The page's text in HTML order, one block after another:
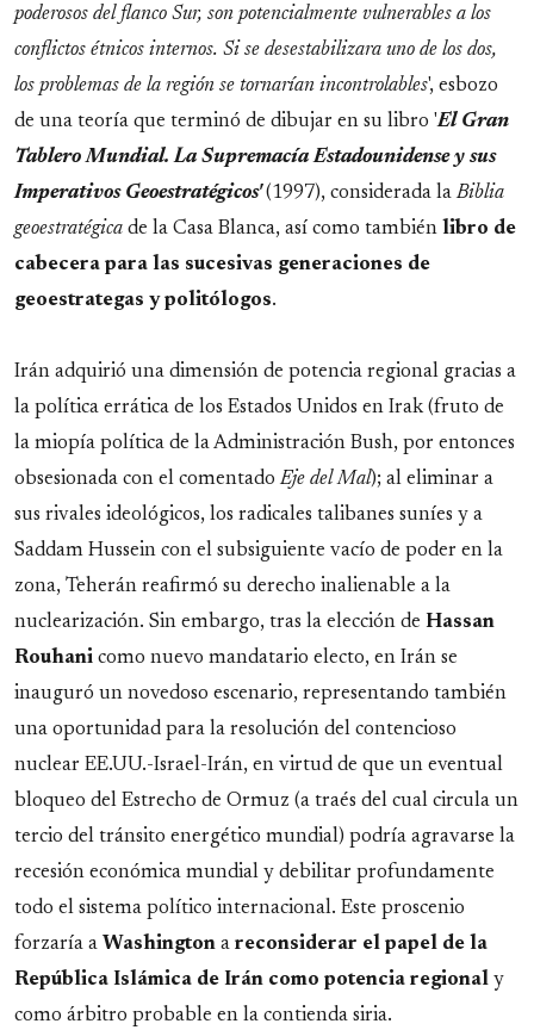
poderosos del flanco Sur, son potencialmente vulnerables a los
conflictos étnicos internos. Si se desestabilizara uno de los dos,
los problemas de la región se tornarían incontrolables', esbozo
de una teoría que terminó de dibujar en su libro 'El Gran
Tablero Mundial. La Supremacía Estadounidense y sus
Imperativos Geoestratégicos'(1997), considerada laBiblia
geoestratégica de la Casa Blanca, así como también libro de
cabecera para las sucesivas generaciones de
geoestrategas y politólogos.
Irán adquirió una dimensión de potencia regional gracias a
la política errática de los Estados Unidos en Irak (fruto de
la miopía política de la Administración Bush, por entonces
obsesionada con el comentado Eje del Mal); al eliminar a
sus rivales ideológicos, los radicales talibanes suníes y a
Saddam Hussein con el subsiguiente vacío de poder en la
zona, Teherán reafirmó su derecho inalienable a la
nuclearización. Sin embargo, tras la elección de Hassan
Rouhani como nuevo mandatario electo, en Irán se
inauguró un novedoso escenario, representando también
una oportunidad para la resolución del contencioso
nuclear EE.UU.-Israel-Irán, en virtud de que un eventual
bloqueo del Estrecho de Ormuz (a traés del cual circula un
tercio del tránsito energético mundial) podría agravarse la
recesión económica mundial y debilitar profundamente
todo el sistema político internacional. Este proscenio
forzaría a Washington a reconsiderar el papel de la
República Islámica de Irán como potencia regional y
como árbitro probable en la contienda siria.